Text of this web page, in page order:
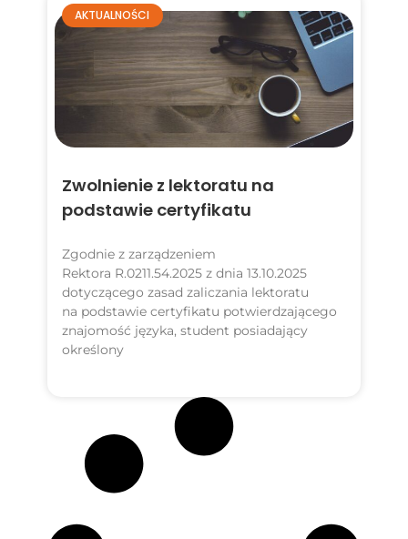
AKTUALNOŚCI
Zwolnienie z lektoratu na
podstawie certyfikatu
Zgodnie z zarządzeniem
Rektora R.0211.54.2025 z dnia 13.10.2025
dotyczącego zasad zaliczania lektoratu
na podstawie certyfikatu potwierdzającego
znajomość języka, student posiadający
określony